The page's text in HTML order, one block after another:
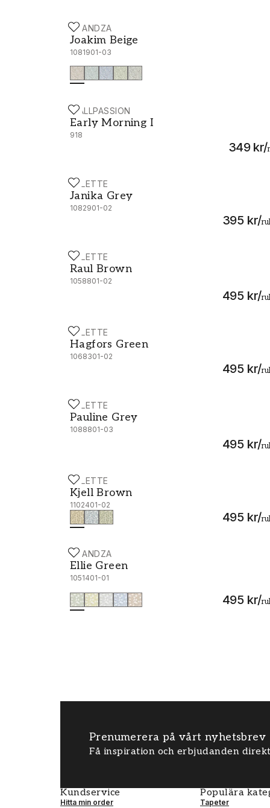
SCANDZA
Joakim Beige
1081901-03
Joakim Beige - 1081901-03
WALLPASSION
Early Morning I
918
349 kr/
Early Morning I
PALETTE
Janika Grey
1082901-02
395 kr/
Janika Grey - 1082901-02
PALETTE
Raul Brown
1058801-02
495 kr/
Raul Brown - 1058801-02
PALETTE
Hagfors Green
1068301-02
495 kr/
Hagfors Green - 1068301-02
PALETTE
Pauline Grey
1088801-03
495 kr/
Pauline Grey - 1088801-03
PALETTE
Kjell Brown
1102401-02
495 kr/
Kjell Brown - 1102401-02
SCANDZA
Ellie Green
1051401-01
495 kr/
Ellie Green - 1051401-01
Prenumerera på vårt nyhetsbrev
Få inspiration och erbjudanden
Kundservice
Hitta min order
Populära
Tapeter